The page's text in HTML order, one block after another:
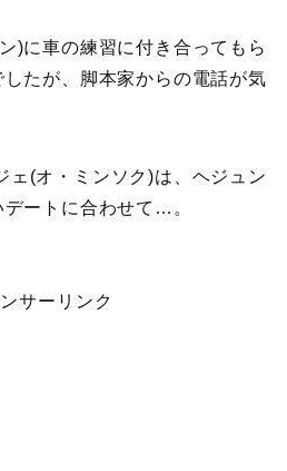
)に車の練習に付き合ってもら
たが、脚本家からの電話が気
ェ(オ・ミンソク)は、ヘジュン
ートに合わせて…。
サーリンク